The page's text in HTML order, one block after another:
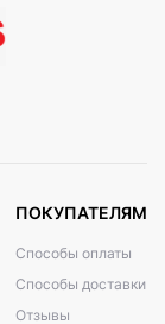
ПОКУПАТЕЛЯМ
Способы оплаты
Способы доставки
Отзывы